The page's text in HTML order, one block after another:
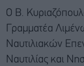
Ο Β.
Γραμματέα
Ναυτιλιακών
Ναυτιλίας και